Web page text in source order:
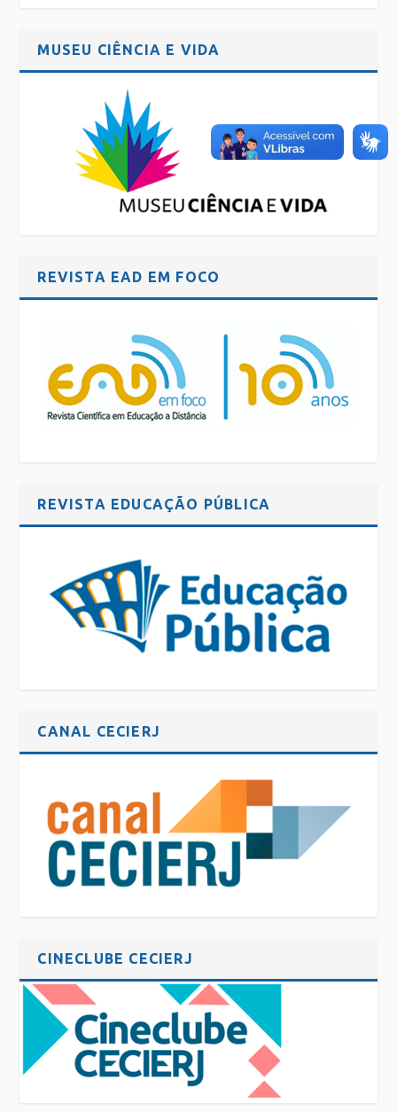
MUSEU CIÊNCIA E VIDA
REVISTA EAD EM FOCO
REVISTA EDUCAÇÃO PÚBLICA
CANAL CECIERJ
CINECLUBE CECIERJ